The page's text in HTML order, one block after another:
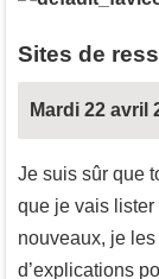
Sites de
Mardi 22 avril
Je suis sûr que
que je vais
nouveaux, je
d’explications